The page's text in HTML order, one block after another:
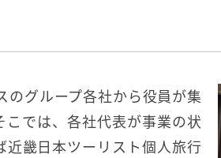
のグループ各社から役員が集
では、各社代表が事業の状
畿日本ツーリスト個人旅行